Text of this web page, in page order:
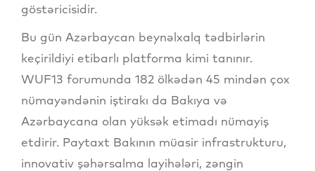
göstəricisidir.
Bu gün Azərbaycan beynəlxalq tədbirlərin
keçirildiyi etibarlı platforma kimi tanınır.
WUF13 forumunda 182 ölkədən 45 mindən çox
nümayəndənin iştirakı da Bakıya və
Azərbaycana olan yüksək etimadı nümayiş
etdirir. Paytaxt Bakının müasir infrastrukturu,
innovativ şəhərsalma layihələri, zəngin